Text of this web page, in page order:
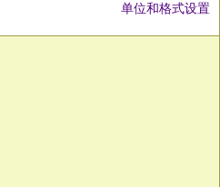
单位和格式设置